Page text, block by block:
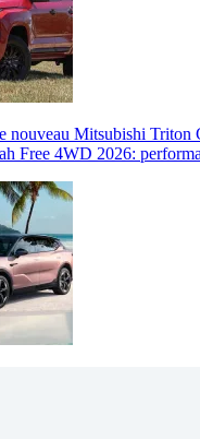
nouveau Mitsubishi
Free 4WD 2026: